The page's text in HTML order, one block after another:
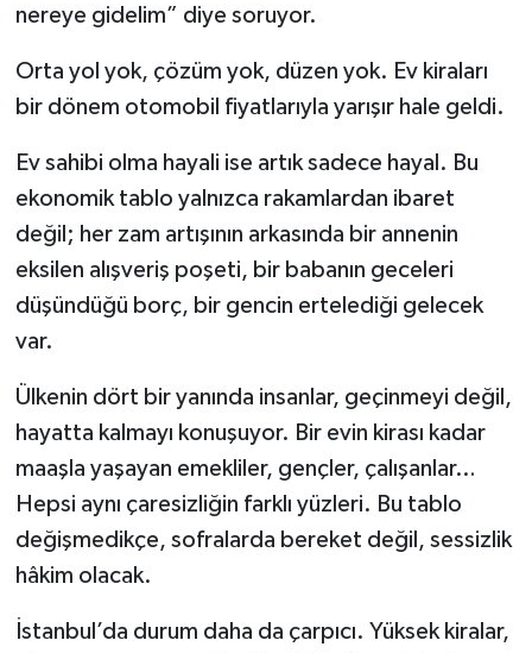
nereye gidelim” diye soruyor.
Orta yol yok, çözüm yok, düzen yok. Ev kiraları
bir dönem otomobil fiyatlarıyla yarışır hale geldi.
Ev sahibi olma hayali ise artık sadece hayal. Bu
ekonomik tablo yalnızca rakamlardan ibaret
değil; her zam artışının arkasında bir annenin
eksilen alışveriş poşeti, bir babanın geceleri
düşündüğü borç, bir gencin ertelediği gelecek
var.
Ülkenin dört bir yanında insanlar, geçinmeyi değil,
hayatta kalmayı konuşuyor. Bir evin kirası kadar
maaşla yaşayan emekliler, gençler, çalışanlar…
Hepsi aynı çaresizliğin farklı yüzleri. Bu tablo
değişmedikçe, sofralarda bereket değil, sessizlik
hâkim olacak.
İstanbul’da durum daha da çarpıcı. Yüksek kiralar,
Yemek